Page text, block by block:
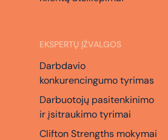
EKSPERTŲ ĮŽVALGOS
Darbdavio
konkurencingumo tyrimas
Darbuotojų pasitenkinimo
ir įsitraukimo tyrimai
Clifton Strengths mokymai